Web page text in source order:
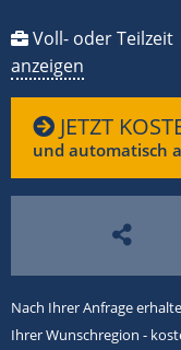
Voll- oder Teilzeit
anzeigen
JETZT
und automatisch
Nach Ihrer Anfrage
Ihrer Wunschregion -